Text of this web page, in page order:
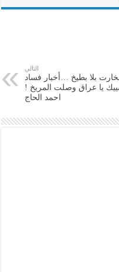
التالي
بلا بطيخ …أخبار فساد
يا عراق وصلت المريخ !
احمد الحاج